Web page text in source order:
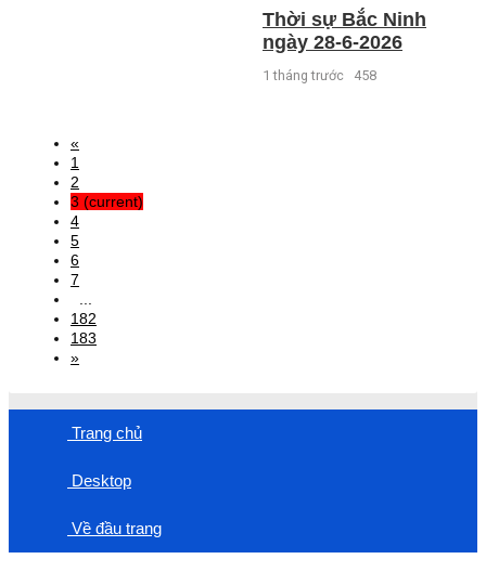
Thời sự Bắc Ninh
ngày 28-6-2026
1 tháng trước 458
«
1
2
3 (current)
4
5
6
7
182
183
»
Trang chủ
Desktop
Về đầu trang